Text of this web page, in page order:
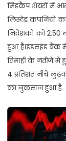
मिडकैप शेयरों में
लिस्टेड कंपनियों
निवेशकों को 2.50
हुआ है।इंडसइंड बैंक में
तिमाही के नतीजे
4 प्रतिशत नीचे
का नुकसान हुआ है.